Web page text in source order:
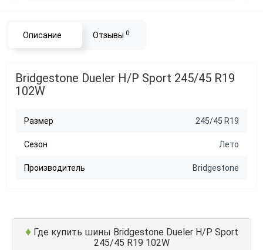
Описание Отзывы 0
Bridgestone Dueler H/P Sport 245/45 R19
102W
Размер 245/45 R19
Сезон Лето
Производитель Bridgestone
♦Где купить шины Bridgestone Dueler H/P Sport
245/45 R19 102W